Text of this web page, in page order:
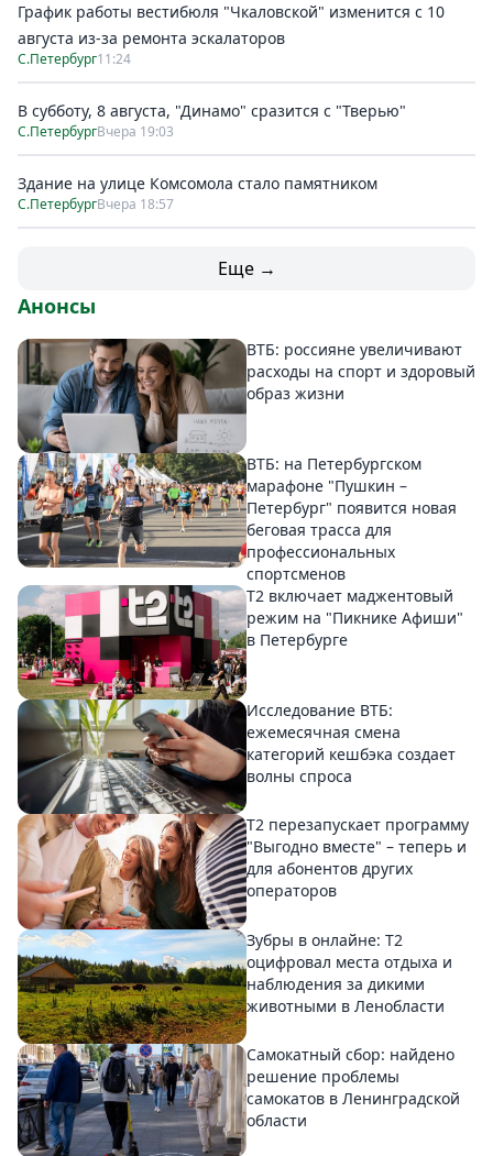
График работы вестибюля "Чкаловской" изменится с 10
августа из-за ремонта эскалаторов
С.Петербург11:24
В субботу, 8 августа, "Динамо" сразится с "Тверью"
С.ПетербургВчера 19:03
Здание на улице Комсомола стало памятником
С.ПетербургВчера 18:57
Еще →
Анонсы
ВТБ: россияне увеличивают
расходы на спорт и здоровый
образ жизни
ВТБ: на Петербургском
марафоне "Пушкин –
Петербург" появится новая
беговая трасса для
профессиональных
спортсменов
Т2 включает маджентовый
режим на "Пикнике Афиши"
в Петербурге
Исследование ВТБ:
ежемесячная смена
категорий кешбэка создает
волны спроса
Т2 перезапускает программу
"Выгодно вместе" – теперь и
для абонентов других
операторов
Зубры в онлайне: Т2
оцифровал места отдыха и
наблюдения за дикими
животными в Ленобласти
Самокатный сбор: найдено
решение проблемы
самокатов в Ленинградской
области